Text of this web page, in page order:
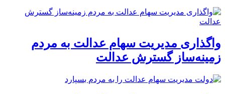
واگذاری مدیریت سهام عدالت به مردم
زمینه‌ساز گسترش عدالت